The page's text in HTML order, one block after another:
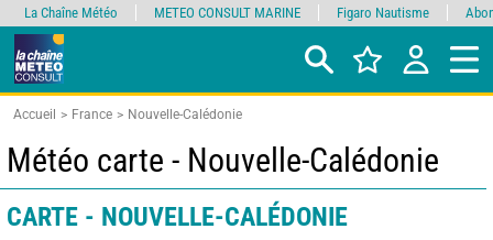
Accueil France Nouvelle-Calédonie
Météo carte - Nouvelle-Calédonie
CARTE - NOUVELLE-CALÉDONIE
La Chaîne Météo METEO CONSULT MARINE Figaro Nautisme